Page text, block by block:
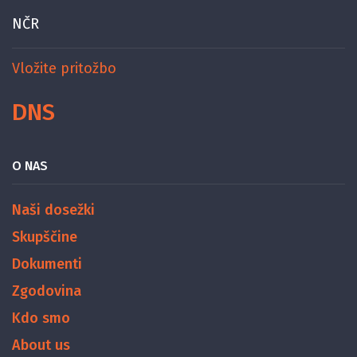
NČR
Vložite pritožbo
DNS
O NAS
Naši dosežki
Skupščine
Dokumenti
Zgodovina
Kdo smo
About us